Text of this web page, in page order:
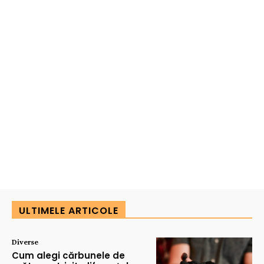
ULTIMELE ARTICOLE
Diverse
Cum alegi cărbunele de